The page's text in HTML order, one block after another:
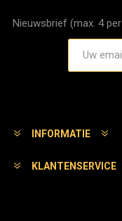
Nieuwsbrief (max. 4
INFORMATIE
KLANTENSERVICE